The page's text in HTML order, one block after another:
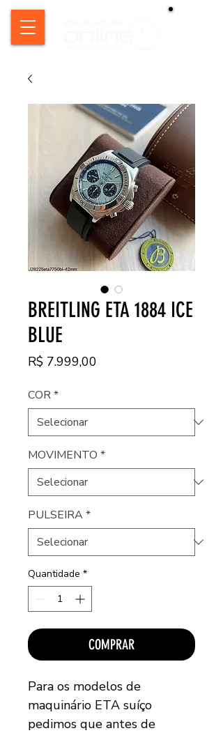
BREITLING ETA 1884 ICE
BLUE
R$ 7.999,00
COR*
MOVIMENTO *
PULSEIRA*
Quantidade *
COMPRAR
Para os modelos de
maquinário ETA suíço
pedimos que antes de